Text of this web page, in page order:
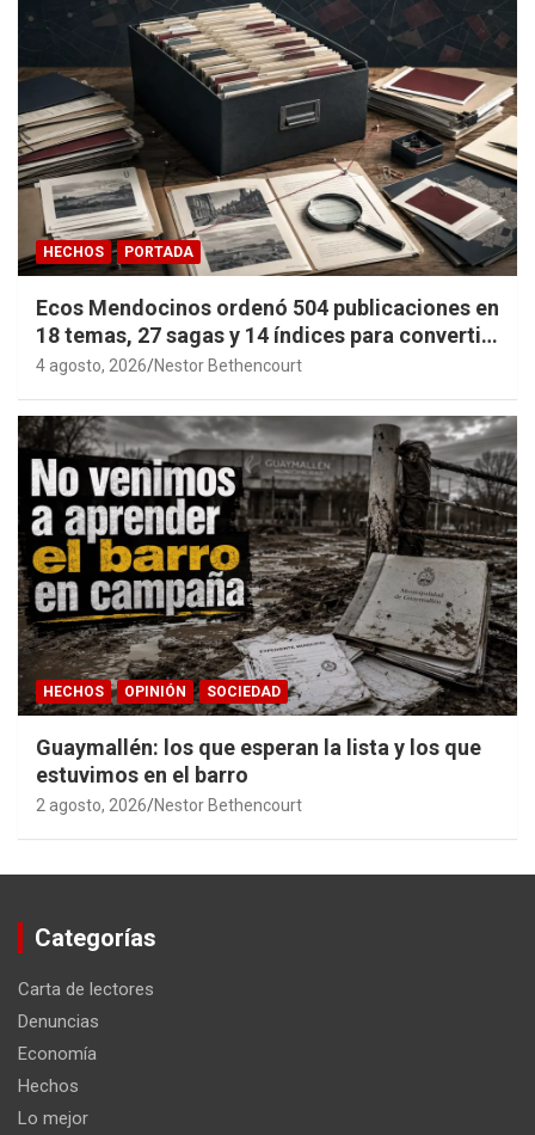
HECHOS PORTADA
Ecos Mendocinos ordenó 504 publicaciones en
18 temas, 27 sagas y 14 índices para convertir
años de investigación en memoria pública
4 agosto, 2026 Nestor Bethencourt
HECHOS OPINIÓN SOCIEDAD
Guaymallén: los que esperan la lista y los que
estuvimos en el barro
2 agosto, 2026 Nestor Bethencourt
Categorías
Carta de lectores
Denuncias
Economía
Hechos
Lo mejor